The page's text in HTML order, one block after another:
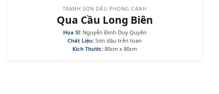
TRANH SƠN DẦU PHONG CẢNH
Qua Cầu Long Biên
Họa Sĩ:Nguyễn Đinh Duy Quyền
Chất Liệu: Sơn dầu trên toan
Kích Thước: 80cm x 80cm